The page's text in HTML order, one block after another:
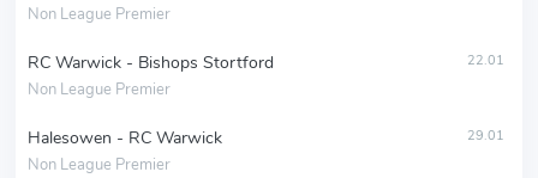
Non League Premier
RC Warwick - Bishops Stortford
Non League Premier
22.01
Halesowen - RC Warwick
Non League Premier
29.01